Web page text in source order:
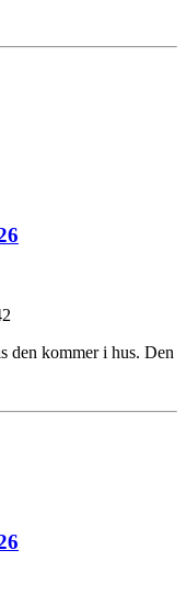
den kommer i hus. Den